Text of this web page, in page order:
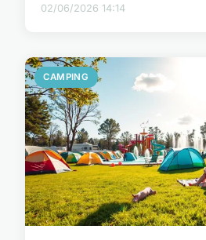
02/06/2026 14:14
CAMPING